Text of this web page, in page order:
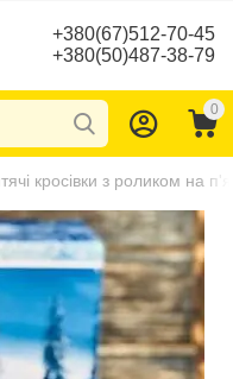
+380(67)512-70-45
+380(50)487-38-79
0